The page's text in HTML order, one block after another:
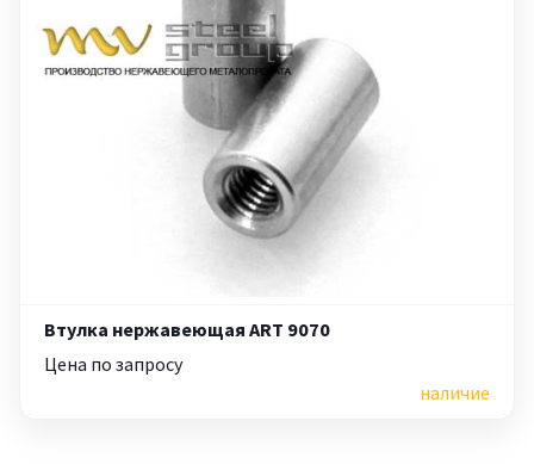
Втулка нержавеющая ART 9070
Цена по запросу
наличие